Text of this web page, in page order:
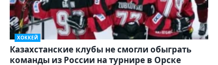
ХОККЕЙ
Казахстанские клубы не смогли обыграть
команды из России на турнире в Орске